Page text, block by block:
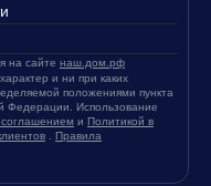
на сайте наш.дом.рф
и ни при каких
положениями пункта
Федерации. Использование
соглашением и Политикой в
Правила